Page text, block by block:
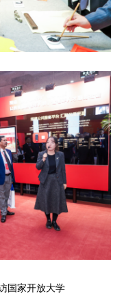
国家开放大学